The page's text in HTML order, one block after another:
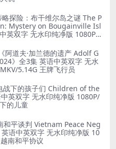
略探险：布干维尔岛之谜 The P
Mystery on Bougainville Isl
英双字 无水印纯净版 1080P/
阿道夫·加兰德的遗产 Adolf G
》全3集 英语中英双字 无水
5.14G 王牌飞行员
战下的孩子们 Children of the
英双字 无水印纯净版 1080P/
的儿童
和平谈判 Vietnam Peace Neg
语中英双字 无水印纯净版 10
南和平协议